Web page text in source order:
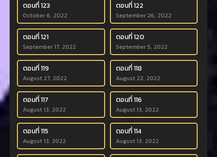
ตอนที่ 123
October 6, 2022
ตอนที่ 122
September 26, 2022
ตอนที่ 121
September 17, 2022
ตอนที่ 120
September 5, 2022
ตอนที่ 119
August 27, 2022
ตอนที่ 118
August 22, 2022
ตอนที่ 117
August 13, 2022
ตอนที่ 116
August 13, 2022
ตอนที่ 115
August 13, 2022
ตอนที่ 114
August 13, 2022